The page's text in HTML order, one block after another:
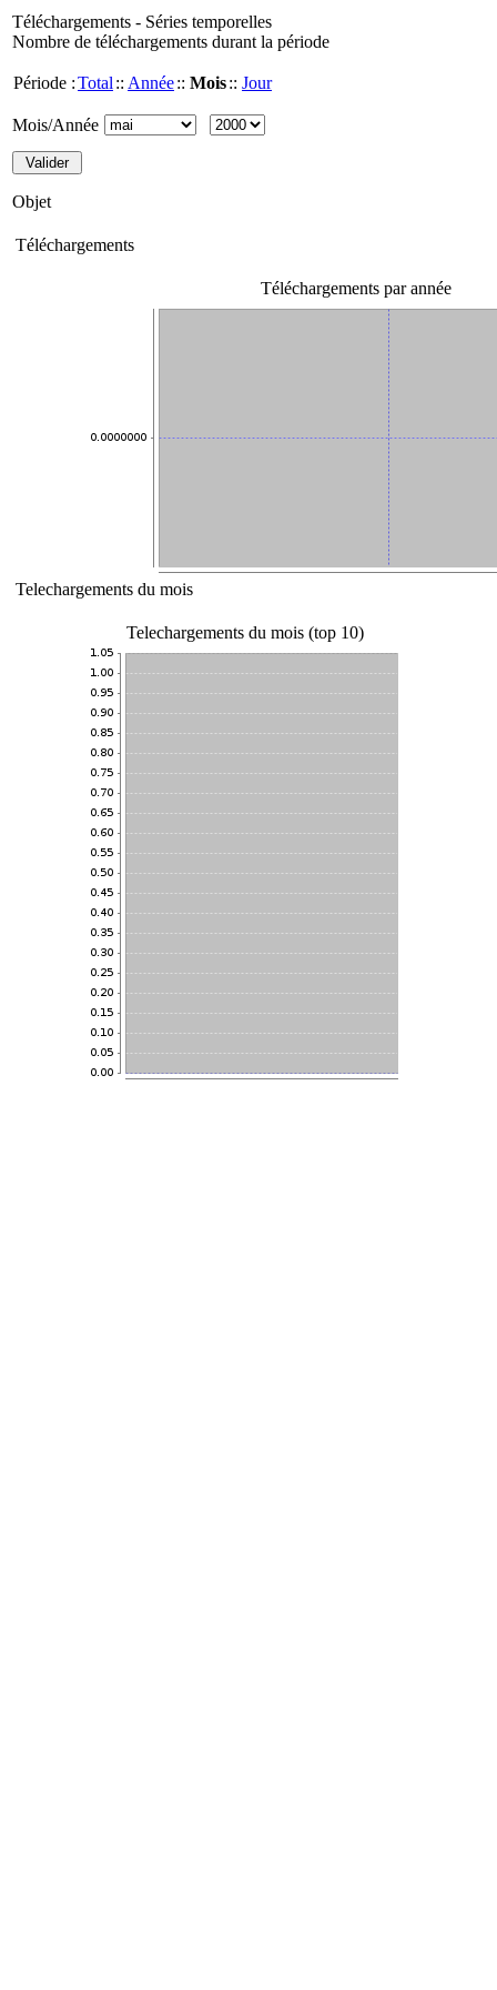
Téléchargements - Séries temporelles
Nombre de téléchargements durant la période
Période :Total :: Année:: Mois:: Jour
Mois/Année
Objet
Téléchargements
Téléchargements par année
Telechargements du mois
Telechargements du mois (top 10)